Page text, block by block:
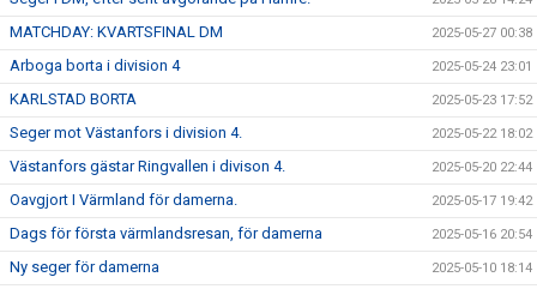
MATCHDAY: KVARTSFINAL DM 2025-05-27 00:38
Arboga borta i division 4 2025-05-24 23:01
KARLSTAD BORTA 2025-05-23 17:52
Seger mot Västanfors i division 4. 2025-05-22 18:02
Västanfors gästar Ringvallen i divison 4. 2025-05-20 22:44
Oavgjort I Värmland för damerna. 2025-05-17 19:42
Dags för första värmlandsresan, för damerna 2025-05-16 20:54
Ny seger för damerna 2025-05-10 18:14